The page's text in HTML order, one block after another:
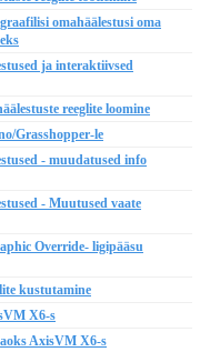
omahäälestusi oma
ja interaktiivsed
reeglite loomine
Grasshopper-le
- muudatused info
- Muutused vaate
Override- ligipääsu
kustutamine
X6-s
AxisVM X6-s